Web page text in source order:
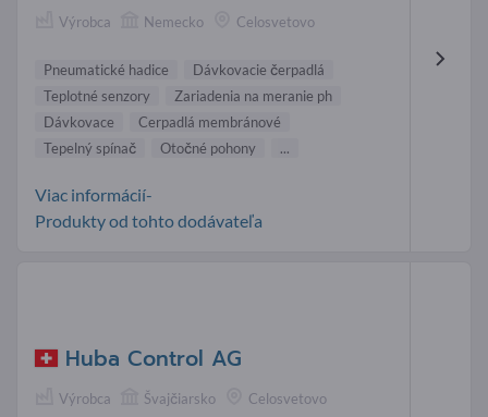
Výrobca Nemecko Celosvetovo
Pneumatické hadice
Dávkovacie čerpadlá
Teplotné senzory
Zariadenia na meranie ph
Dávkovace
Cerpadlá membránové
Tepelný spínač
Otočné pohony ...
Viac informácií-
Produkty od tohto dodávateľa
Huba Control AG
Výrobca Švajčiarsko Celosvetovo